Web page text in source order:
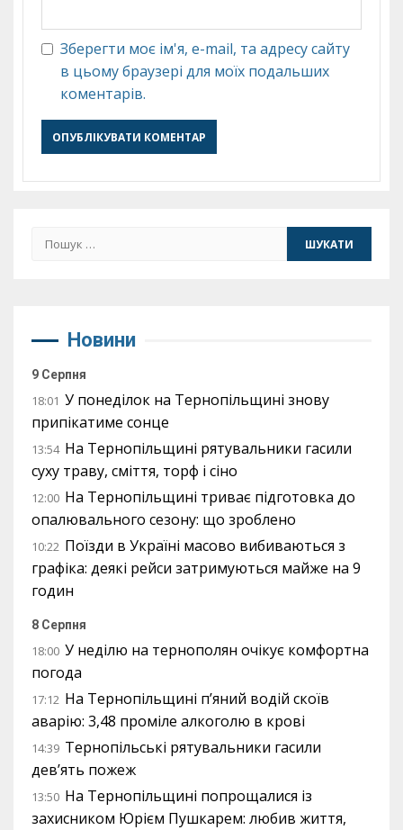
Зберегти моє ім'я, e-mail, та адресу сайту
в цьому браузері для моїх подальших
коментарів.
Пошук:
Новини
9 Серпня
18:01 У понеділок на Тернопільщині знову
припікатиме сонце
13:54 На Тернопільщині рятувальники гасили
суху траву, сміття, торф і сіно
12:00 На Тернопільщині триває підготовка до
опалювального сезону: що зроблено
10:22 Поїзди в Україні масово вибиваються з
графіка: деякі рейси затримуються майже на 9
годин
8 Серпня
18:00 У неділю на тернополян очікує комфортна
погода
17:12 На Тернопільщині п’яний водій скоїв
аварію: 3,48 проміле алкоголю в крові
14:39 Тернопільські рятувальники гасили
дев’ять пожеж
13:50 На Тернопільщині попрощалися із
захисником Юрієм Пушкарем: любив життя,